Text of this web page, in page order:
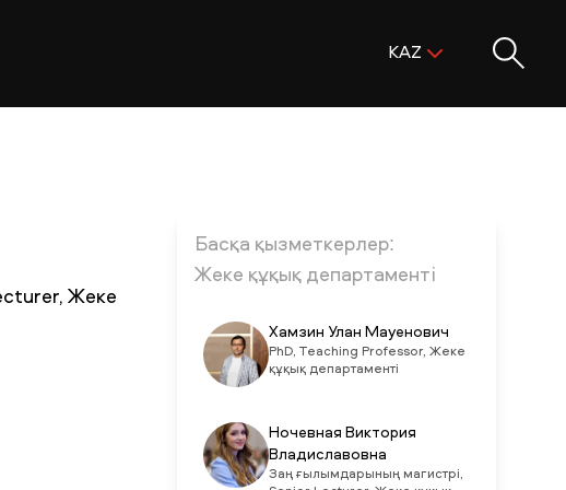
KAZ
Жеке
Басқа қызметкерлер:
Жеке құқық департаменті
Хамзин Улан Мауенович
PhD, Teaching Professor, Жеке
құқық департаменті
Ночевная Виктория
Владиславовна
Заң ғылымдарының магистрі,